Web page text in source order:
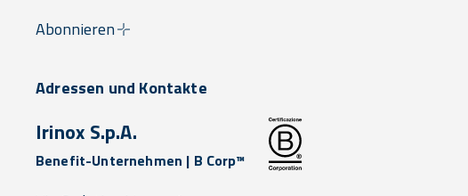
Abonnieren
Adressen und Kontakte
Irinox S.p.A.
Benefit-Unternehmen | B Corp™